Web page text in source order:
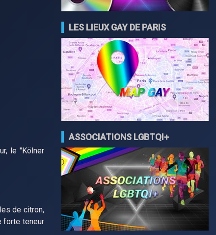
le "Kölner
de citron,
forte teneur
LES LIEUX GAY DE PARIS
ASSOCIATIONS LGBTQI+